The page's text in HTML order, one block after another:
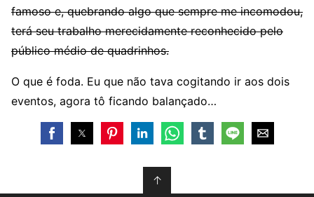
famoso e, quebrando algo que sempre me incomodou,
terá seu trabalho merecidamente reconhecido pelo
público médio de quadrinhos.
O que é foda. Eu que não tava cogitando ir aos dois
eventos, agora tô ficando balançado…
↑